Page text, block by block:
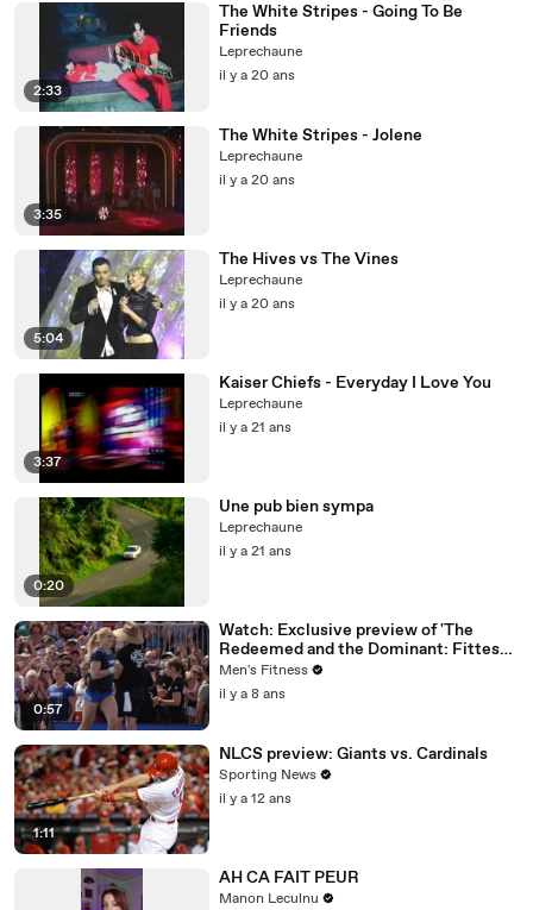
2:33
The White Stripes - Going To Be
Friends
Leprechaune
il y a 20 ans
3:35
The White Stripes - Jolene
Leprechaune
il y a 20 ans
5:04
The Hives vs The Vines
Leprechaune
il y a 20 ans
3:37
Kaiser Chiefs - Everyday I Love You
Leprechaune
il y a 21 ans
0:20
Une pub bien sympa
Leprechaune
il y a 21 ans
0:57
Watch: Exclusive preview of 'The
Redeemed and the Dominant: Fittest
on Earth'
Men's Fitness
il y a 8 ans
1:11
NLCS preview: Giants vs. Cardinals
Sporting News
il y a 12 ans
AH CA FAIT PEUR
Manon Leculnu